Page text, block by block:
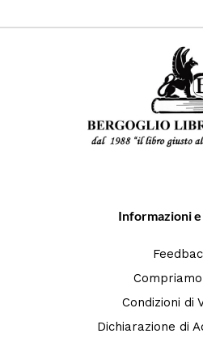
Informazioni
Condizioni di
Dichiarazione di